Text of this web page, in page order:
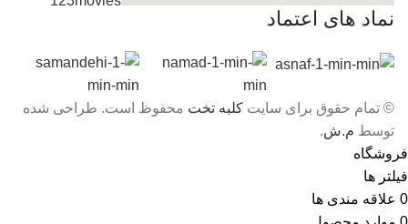
embedgooglemap.net
نماد های اعتماد
© تمام حقوق برای سایت کلبه تخت محفوظ است. طراحی شده
توسط م.ش.
فروشگاه
فیلتر ها
0 علاقه مندی ها